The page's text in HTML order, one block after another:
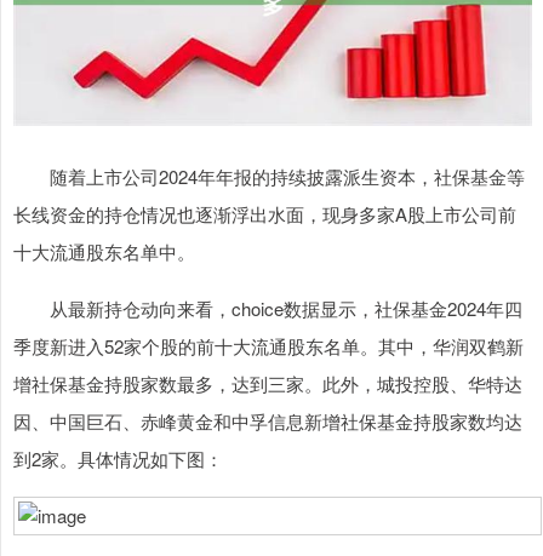
随着上市公司2024年年报的持续披露派生资本，社保基金等
长线资金的持仓情况也逐渐浮出水面，现身多家A股上市公司前
十大流通股东名单中。
从最新持仓动向来看，choice数据显示，社保基金2024年四
季度新进入52家个股的前十大流通股东名单。其中，华润双鹤新
增社保基金持股家数最多，达到三家。此外，城投控股、华特达
因、中国巨石、赤峰黄金和中孚信息新增社保基金持股家数均达
到2家。具体情况如下图：